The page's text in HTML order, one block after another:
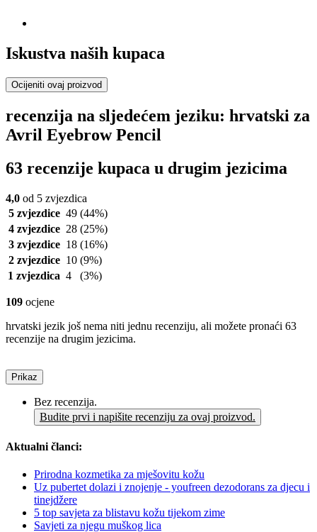
Iskustva naših kupaca
Ocijeniti ovaj proizvod
recenzija na sljedećem jeziku: hrvatski za
Avril Eyebrow Pencil
63 recenzije kupaca u drugim jezicima
4,0 od 5 zvjezdica
5 zvjezdice 49 (44%)
4 zvjezdice 28 (25%)
3 zvjezdice 18 (16%)
2 zvjezdice 10 (9%)
1 zvjezdica 4 (3%)
109 ocjene
hrvatski jezik još nema niti jednu recenziju, ali možete pronaći 63
recenzije na drugim jezicima.
Prikaz
Bez recenzija.
Budite prvi i napišite recenziju za ovaj proizvod.
Aktualni članci:
Prirodna kozmetika za mješovitu kožu
Uz pubertet dolazi i znojenje - youfreen dezodorans za djecu i
tinejdžere
5 top savjeta za blistavu kožu tijekom zime
Savjeti za njegu muškog lica